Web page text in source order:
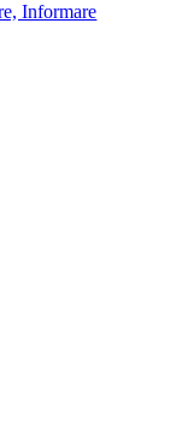
Informare